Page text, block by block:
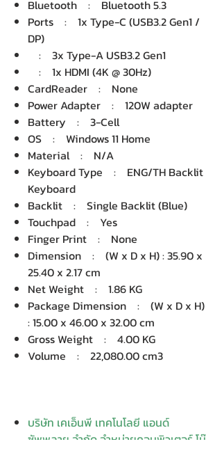
Bluetooth : Bluetooth 5.3
Ports : 1x Type-C (USB3.2 Gen1 /
DP)
: 3x Type-A USB3.2 Gen1
: 1x HDMI (4K @ 30Hz)
CardReader : None
Power Adapter : 120W adapter
Battery : 3-Cell
OS : Windows 11 Home
Material : N/A
Keyboard Type : ENG/TH Backlit
Keyboard
Backlit : Single Backlit (Blue)
Touchpad : Yes
Finger Print : None
Dimension : (W x D x H) : 35.90 x
25.40 x 2.17 cm
Net Weight : 1.86 KG
Package Dimension : (W x D x H)
: 15.00 x 46.00 x 32.00 cm
Gross Weight : 4.00 KG
Volume : 22,080.00 cm3
บริษัท เคเอ็นพี เทคโนโลยี แอนด์
ซัพพลาย จำกัด จำหน่ายคอมพิวเตอร์ โน๊